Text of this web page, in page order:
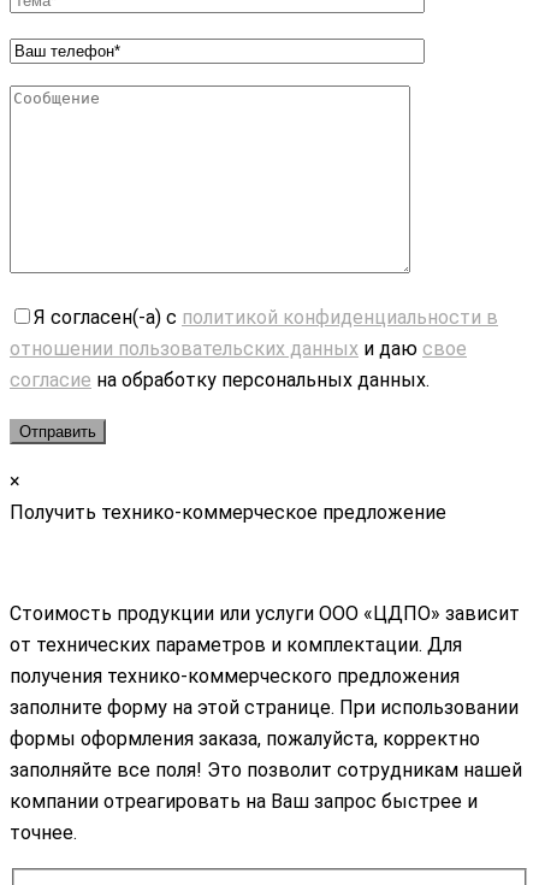
Я согласен(-а) с политикой конфиденциальности в
отношении пользовательских данных и даю свое
согласие на обработку персональных данных.
×
Получить технико-коммерческое предложение
Стоимость продукции или услуги ООО «ЦДПО» зависит
от технических параметров и комплектации. Для
получения технико-коммерческого предложения
заполните форму на этой странице. При использовании
формы оформления заказа, пожалуйста, корректно
заполняйте все поля! Это позволит сотрудникам нашей
компании отреагировать на Ваш запрос быстрее и
точнее.